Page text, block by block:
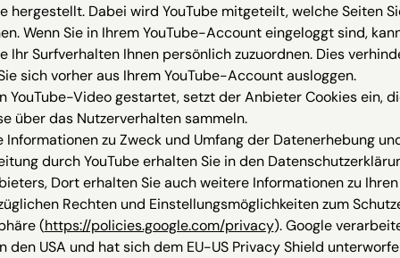
hergestellt. Dabei wird YouTube mitgeteilt, welche Seiten
Wenn Sie in Ihrem YouTube-Account eingeloggt sind,
Ihr Surfverhalten Ihnen persönlich zuzuordnen. Dies
sich vorher aus Ihrem YouTube-Account ausloggen.
YouTube-Video gestartet, setzt der Anbieter Cookies ein,
über das Nutzerverhalten sammeln.
Informationen zu Zweck und Umfang der Datenerhebung
durch YouTube erhalten Sie in den
Dort erhalten Sie auch weitere Informationen zu Ihren
Rechten und Einstellungsmöglichkeiten zum
(https://policies.google.com/privacy). Google
den USA und hat sich dem EU-US Privacy Shield